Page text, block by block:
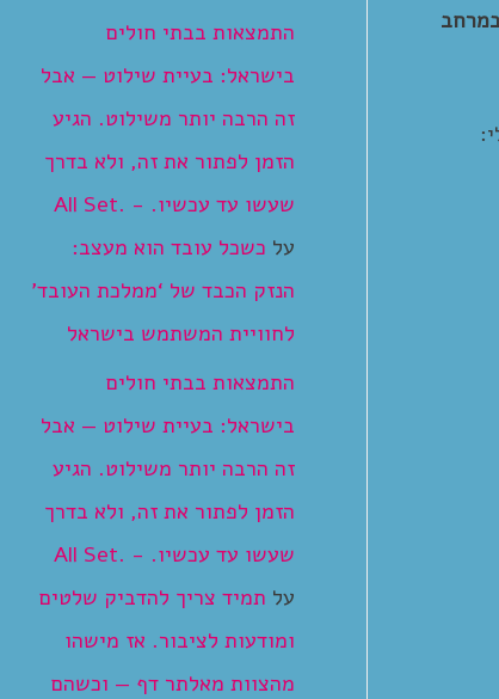
התמצאות בבתי חולים
בישראל: בעיית שילוט — אבל
זה הרבה יותר משילוט. הגיע
הזמן לפתור את זה, ולא בדרך
שעשו עד עכשיו. - .All Set
על כשכל עובד הוא מעצב:
הנזק הכבד של ‘ממלכת העובד’
לחוויית המשתמש בישראל
התמצאות בבתי חולים
בישראל: בעיית שילוט — אבל
זה הרבה יותר משילוט. הגיע
הזמן לפתור את זה, ולא בדרך
שעשו עד עכשיו. - .All Set
על תמיד צריך להדביק שלטים
ומודעות לציבור. אז מישהו
מהצוות מאלתר דף — וכשהם